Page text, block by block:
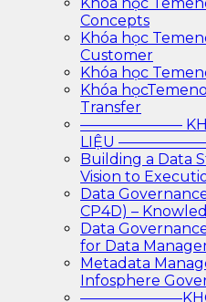
Concepts
Khóa học
Customer
Khóa học
Khóa
Transfer
———————
LIỆU
Building a Data
Vision to
Data
CP4D) –
Data
for Data
Metadata
Infosphere
———————KHÓA